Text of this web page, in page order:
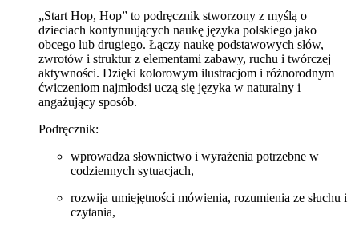
„Start Hop, Hop” to podręcznik stworzony z myślą o
dzieciach kontynuujących naukę języka polskiego jako
obcego lub drugiego. Łączy naukę podstawowych słów,
zwrotów i struktur z elementami zabawy, ruchu i twórczej
aktywności. Dzięki kolorowym ilustracjom i różnorodnym
ćwiczeniom najmłodsi uczą się języka w naturalny i
angażujący sposób.
Podręcznik:
wprowadza słownictwo i wyrażenia potrzebne w
codziennych sytuacjach,
rozwija umiejętności mówienia, rozumienia ze słuchu i
czytania,